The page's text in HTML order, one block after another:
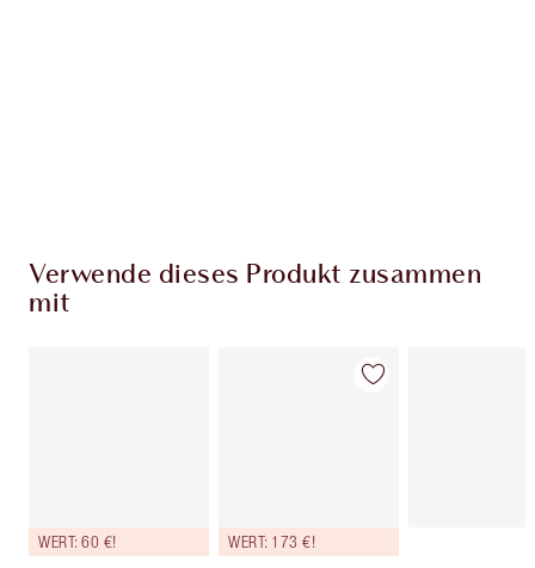
Verwende dieses Produkt zusammen
mit
WERT: 60 €! WERT: 173 €!